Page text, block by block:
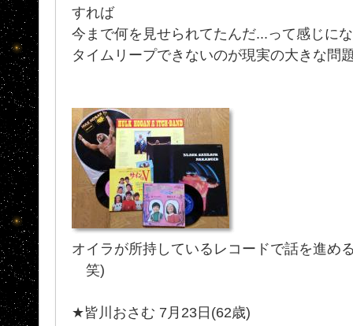
すれば
今まで何を見せられてたんだ...って感じに
タイムリープできないのが現実の大きな問
オイラが所持しているレコードで話を進め
笑)
★皆川おさむ 7月23日(62歳)